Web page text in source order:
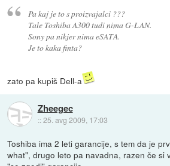
Pa kaj je to s proizvajalci ???
Tale Toshiba A300 tudi nima G-LAN.
Sony pa nikjer nima eSATA.
Je to kaka finta?
zato pa kupiš Dell-a
Zheegec
::25. avg 2009, 17:03
Toshiba ima 2 leti garancije, s tem da je
what", drugo leto pa navadna, razen če si